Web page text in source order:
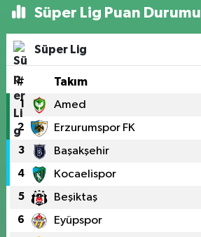
Süper Lig Puan Durumu
Süper Lig
# Takım
1 Amed
2 Erzurumspor FK
3 Başakşehir
4 Kocaelispor
5 Beşiktaş
6 Eyüpspor